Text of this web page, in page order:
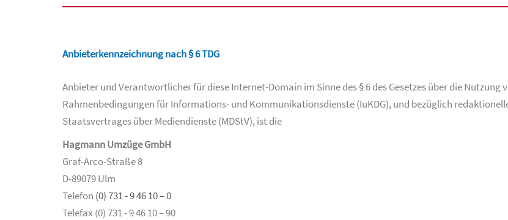
Anbieterkennzeichnung nach § 6 TDG
Anbieter und Verantwortlicher für diese Internet-Domain im Sinne des § 6 des Gesetzes über die Nutzung
Rahmenbedingungen für Informations- und Kommunikationsdienste (IuKDG), und bezüglich
Staatsvertrages über Mediendienste (MDStV), ist die
Hagmann Umzüge GmbH
Graf-Arco-Straße 8
D-89079 Ulm
Telefon (0) 731 - 9 46 10 – 0
Telefax (0) 731 - 9 46 10 – 90